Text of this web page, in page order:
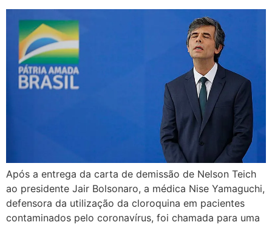
Após a entrega da carta de demissão de Nelson Teich
ao presidente Jair Bolsonaro, a médica Nise Yamaguchi,
defensora da utilização da cloroquina em pacientes
contaminados pelo coronavírus, foi chamada para uma